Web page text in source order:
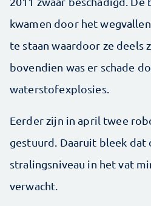
kwamen door het
te staan waardoor ze deels
bovendien was er schade
waterstofexplosies.
Eerder zijn in april twee
gestuurd. Daaruit bleek dat
stralingsniveau in het vat
verwacht.